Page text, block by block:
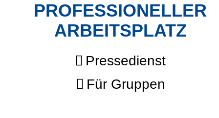
PROFESSIONELLER
ARBEITSPLATZ
Pressedienst
Für Gruppen